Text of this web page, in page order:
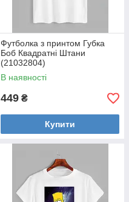
Футболка з принтом Губка
Боб Квадратні Штани
(21032804)
В наявності
449 ₴
Купити